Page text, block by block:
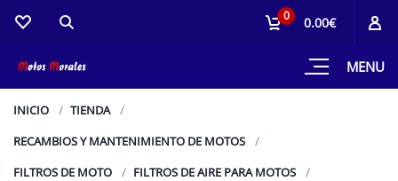
MENU
0 0.00€
INICIO
TIENDA
RECAMBIOS Y MANTENIMIENTO DE MOTOS
FILTROS DE MOTO
FILTROS DE AIRE PARA MOTOS